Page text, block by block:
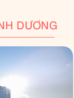
DƯƠNG